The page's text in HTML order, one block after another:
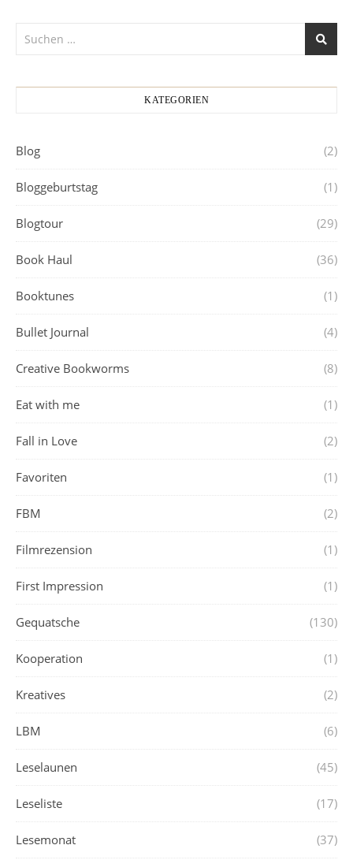
KATEGORIEN
Blog (2)
Bloggeburtstag (1)
Blogtour (29)
Book Haul (36)
Booktunes (1)
Bullet Journal (4)
Creative Bookworms (8)
Eat with me (1)
Fall in Love (2)
Favoriten (1)
FBM (2)
Filmrezension (1)
First Impression (1)
Gequatsche (130)
Kooperation (1)
Kreatives (2)
LBM (6)
Leselaunen (45)
Leseliste (17)
Lesemonat (37)